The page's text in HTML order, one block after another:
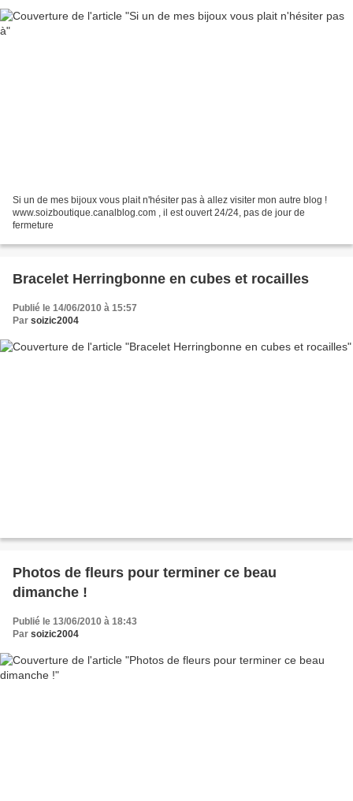
Si un de mes bijoux vous plait n'hésiter pas à allez visiter mon autre blog !
www.soizboutique.canalblog.com , il est ouvert 24/24, pas de jour de
fermeture
Bracelet Herringbonne en cubes et rocailles
Publié le 14/06/2010 à 15:57
Par soizic2004
Photos de fleurs pour terminer ce beau
dimanche !
Publié le 13/06/2010 à 18:43
Par soizic2004